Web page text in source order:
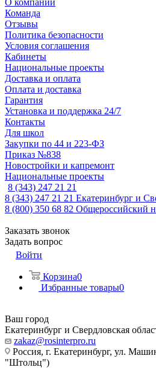
О компании
Команда
Отзывы
Политика безопасности
Условия соглашения
Кабинеты
Национальные проекты
Доставка и оплата
Оплата и доставка
Гарантия
Установка и поддержка 24/7
Контакты
Для школ
Закупки по 44 и 223-ФЗ
Приказ №838
Новостройки и капремонт
Национальные проекты
8 (343) 247 21 21
8 (343) 247 21 21 Екатеринбург и
8 (800) 350 68 82 Общероссийский
Заказать звонок
Задать вопрос
Войти
Корзина0
Избранные товары0
Ваш город
Екатеринбург и Свердловская
zakaz@rosinterpro.ru
Россия, г. Екатеринбург, ул.
"Штольц")